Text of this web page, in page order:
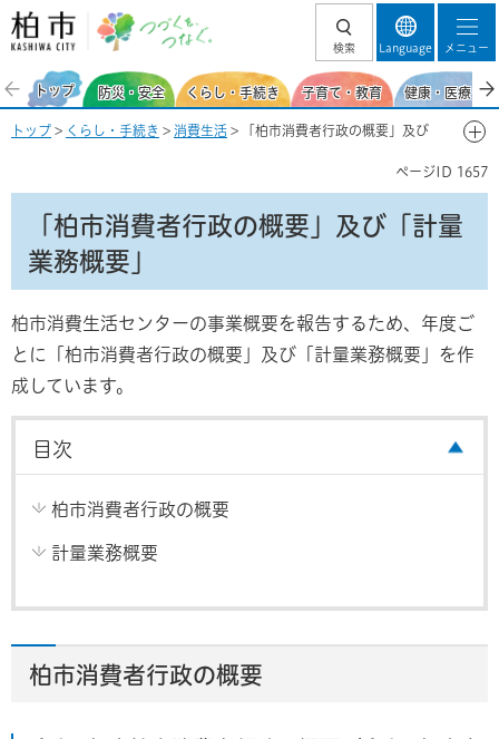
柏市 つづくを、
検索 Language メニュー
トップ 防災・安全 くらし・手続き 子育て・教育 健康・医療・
トップ > くらし・手続き > 消費生活 > 「柏市消費者行政の概要」及び
ページID 1657
「柏市消費者行政の概要」及び「計量
業務概要」
柏市消費生活センターの事業概要を報告するため、年度ご
とに「柏市消費者行政の概要」及び「計量業務概要」を作
成しています。
目次
柏市消費者行政の概要
計量業務概要
柏市消費者行政の概要